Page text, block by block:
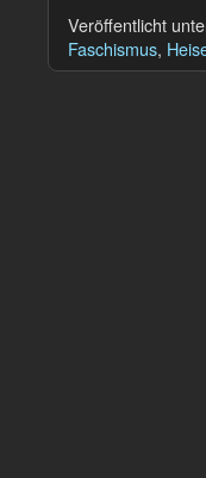
Veröffentlicht
Faschismus,